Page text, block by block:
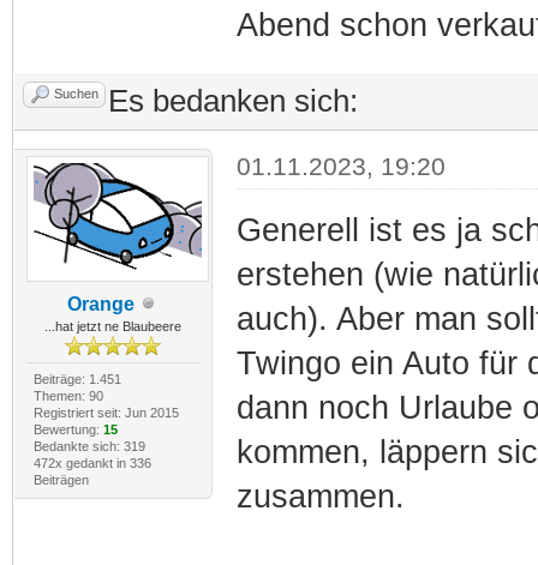
Abend schon
Suchen Es bedanken sich:
Orange
...hat jetzt ne Blaubeere
Beiträge: 1.451
Themen: 90
Registriert seit: Jun 2015
Bewertung: 15
Bedankte sich: 319
472x gedankt in 336
Beiträgen
01.11.2023, 19:20
Generell ist es ja
erstehen (wie
auch). Aber man
Twingo ein Auto für
dann noch Urlaube
kommen, läppern
zusammen.